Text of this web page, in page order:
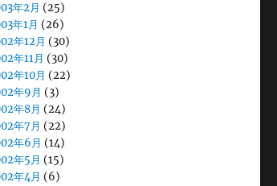
年2月 (25)
年1月 (26)
年12月 (30)
年11月 (30)
年10月 (22)
年9月 (3)
年8月 (24)
年7月 (22)
年6月 (14)
年5月 (15)
年4月 (6)